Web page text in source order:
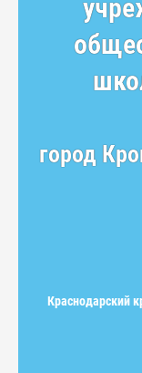
город
Краснодарский